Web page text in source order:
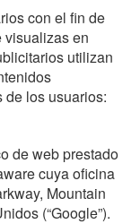
con el fin de
visualizas en
utilizan
los usuarios:
de web prestado
cuya oficina
Mountain
(“Google”).